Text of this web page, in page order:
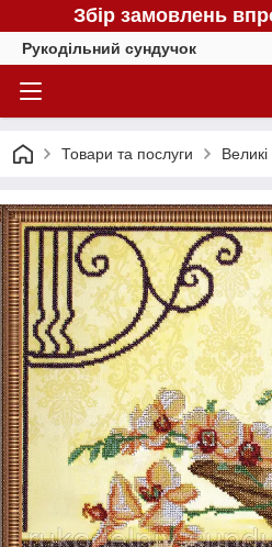
Збір замовлень
Рукодільний сундучок
Товари та послуги